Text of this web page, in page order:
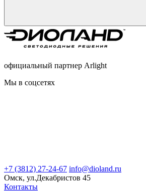
официальный партнер Arlight
Мы в соцсетях
+7 (3812) 27-24-67 info@dioland.ru
Омск, ул.Декабристов 45
Контакты